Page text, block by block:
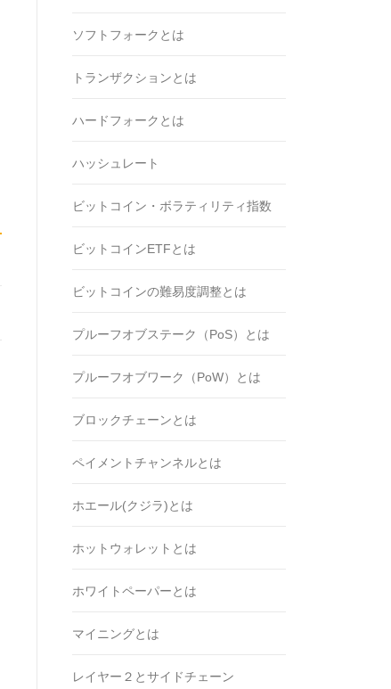
ソフトフォークとは
トランザクションとは
ハードフォークとは
ハッシュレート
ビットコイン・ボラティリティ指数
ビットコインETFとは
ビットコインの難易度調整とは
プルーフオブステーク（PoS）とは
プルーフオブワーク（PoW）とは
ブロックチェーンとは
ペイメントチャンネルとは
ホエール(クジラ)とは
ホットウォレットとは
ホワイトペーパーとは
マイニングとは
レイヤー２とサイドチェーン